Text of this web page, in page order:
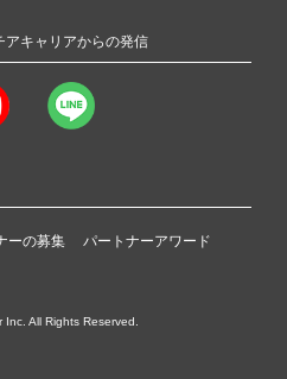
アキャリアからの発信
ーの募集 パートナーアワード
Inc. All Rights Reserved.